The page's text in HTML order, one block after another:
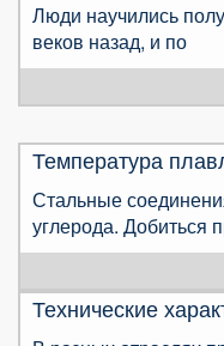
Люди научились
веков назад, и по
Температура
Стальные
углерода. Добиться
Технические